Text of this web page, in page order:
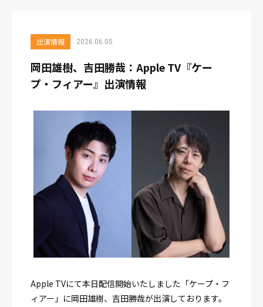
出演情報 2026.06.05
岡田雄樹、吉田勝哉：Apple TV『ケー
プ・フィアー』出演情報
Apple TVにて本日配信開始いたしました「ケープ・フ
ィアー」に岡田雄樹、吉田勝哉が出演しております。